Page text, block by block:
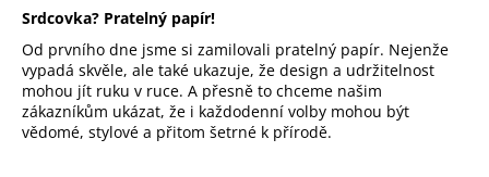
Srdcovka? Pratelný papír!
Od prvního dne jsme si zamilovali pratelný papír. Nejenže
vypadá skvěle, ale také ukazuje, že design a udržitelnost
mohou jít ruku v ruce. A přesně to chceme našim
zákazníkům ukázat, že i každodenní volby mohou být
vědomé, stylové a přitom šetrné k přírodě.
r
u
č
u
j
e